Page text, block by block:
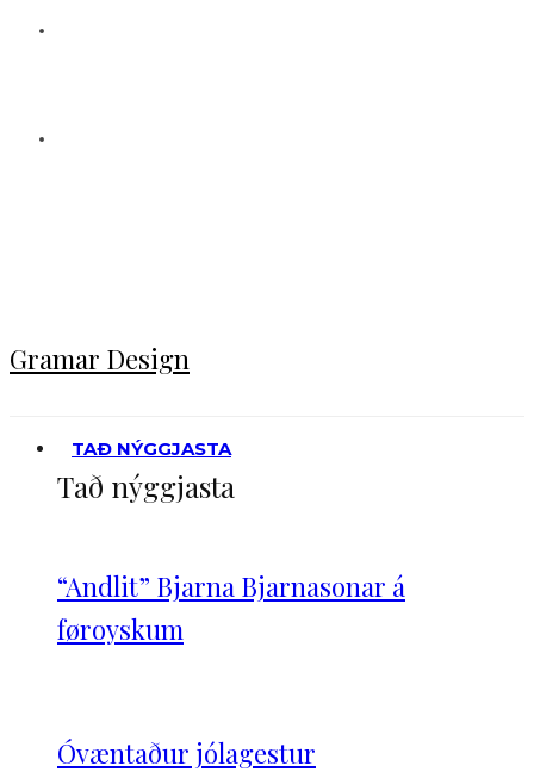
Gramar Design
TAÐ NÝGGJASTA
Tað nýggjasta
“Andlit” Bjarna Bjarnasonar á
føroyskum
Óvæntaður jólagestur